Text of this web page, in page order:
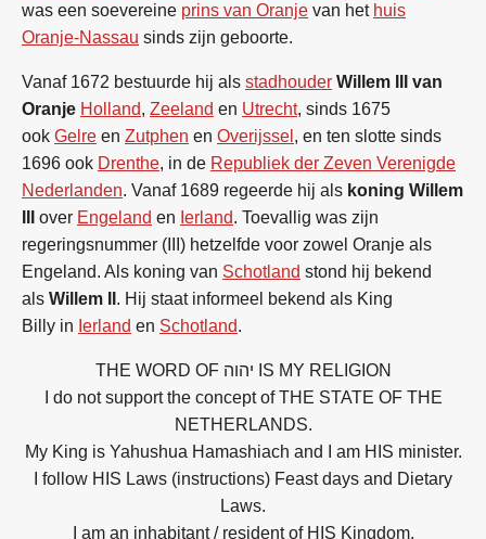
was een soevereine prins van Oranje van het huis
Oranje-Nassau sinds zijn geboorte.
Vanaf 1672 bestuurde hij als stadhouder Willem III van
Oranje Holland, Zeeland en Utrecht, sinds 1675
ook Gelre en Zutphen en Overijssel , en ten slotte sinds
1696 ook Drenthe, in de Republiek der Zeven Verenigde
Nederlanden. Vanaf 1689 regeerde hij als koning Willem
over Engeland en Ierland. Toevallig was zijn
regeringsnummer (III) hetzelfde voor zowel Oranje als
Engeland. Als koning van Schotland stond hij bekend
als Willem II . Hij staat informeel bekend als King
Billy in Ierland en Schotland.
THE WORD OF יהוה IS MY RELIGION
I do not support the concept of THE STATE OF THE
NETHERLANDS.
My King is Yahushua Hamashiach and I am HIS minister.
I follow HIS Laws (instructions) Feast days and Dietary
Laws.
I am an inhabitant / resident of HIS Kingdom.